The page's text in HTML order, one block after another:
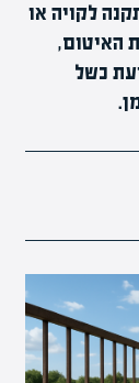
לקויה או
האיטום,
כשל